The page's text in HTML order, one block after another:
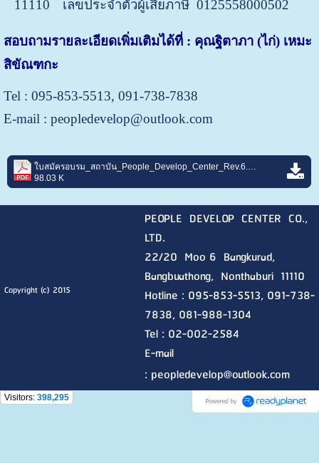
11110
เลขประจำตัวผู้เสียภาษี 0125558000502
สอบถามรายละเอียดเพิ่มเติมได้ที่ : คุณฐิตาภา (ไก่) เหมะ
สิขัณฑกะ
Tel : 095-853-5513, 091-738-7838
E-mail : peopledevelop@outlook.com
98.03 K
Copyright (c) 2015
PEOPLE DEVELOP CENTER CO.,
LTD.
22/20 Moo 6 Bangkurad,
Bangbuathong, Nonthaburi 11110
Hotline : 095-853-5513, 091-738-
7838, 081-988-1304
Tel : 02-002-2584
E-mail
: peopledevelop@outlook.com
Visitors: 398,295